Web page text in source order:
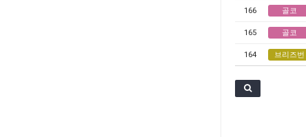
166 골코
165 골코
164 브리즈번